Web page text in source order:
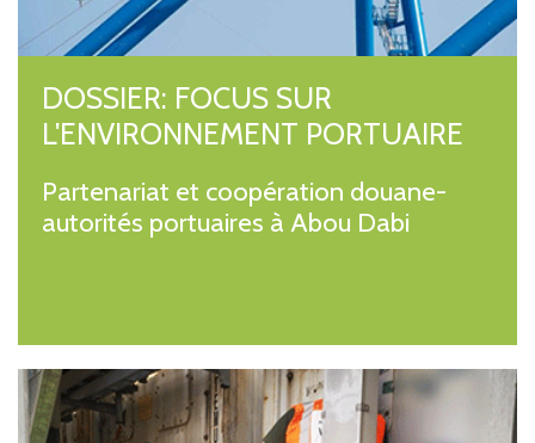
DOSSIER: FOCUS SUR
L'ENVIRONNEMENT PORTUAIRE
Partenariat et coopération douane-
autorités portuaires à Abou Dabi